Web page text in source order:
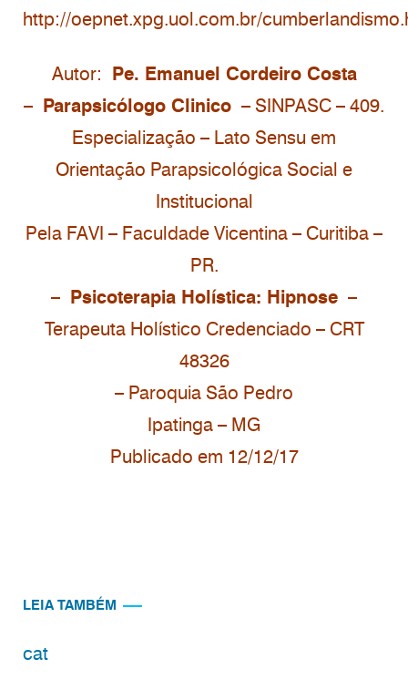
http://oepnet.xpg.uol.com.br/
Autor: Pe. Emanuel Cordeiro Costa
– Parapsicólogo Clinico – SINPASC – 409.
Especialização – Lato Sensu em
Orientação Parapsicológica Social e
Institucional
Pela FAVI – Faculdade Vicentina – Curitiba –
PR.
– Psicoterapia Holística: Hipnose –
Terapeuta Holístico Credenciado – CRT
48326
– Paroquia São Pedro
Ipatinga – MG
Publicado em 12/12/17
LEIA TAMBÉM
cat